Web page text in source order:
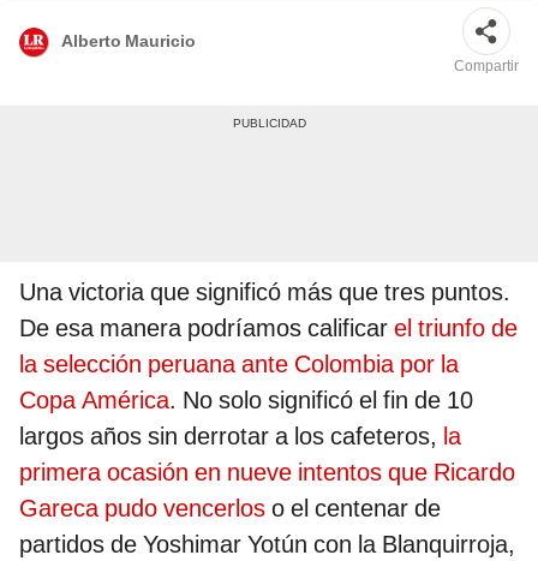
Alberto Mauricio
Compartir
Una victoria que significó más que tres puntos.
De esa manera podríamos calificar el triunfo de
la selección peruana ante Colombia por la
Copa América. No solo significó el fin de 10
largos años sin derrotar a los cafeteros, la
primera ocasión en nueve intentos que Ricardo
Gareca pudo vencerlos o el centenar de
partidos de Yoshimar Yotún con la Blanquirroja,